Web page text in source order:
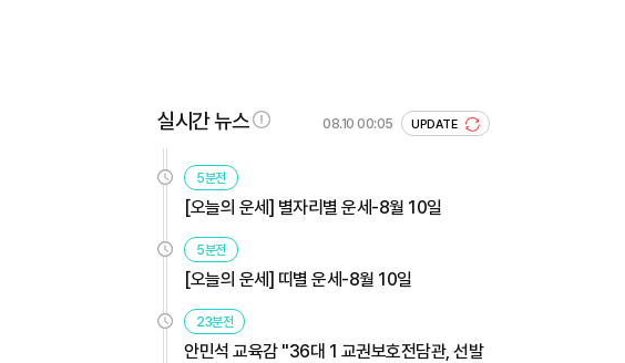
실시간 뉴스 08.10 00:05 UPDATE
5분전
[오늘의 운세] 별자리별 운세-8월 10일
5분전
[오늘의 운세] 띠별 운세-8월 10일
23분전
안민석 교육감 "36대 1 교권보호전담관, 선발